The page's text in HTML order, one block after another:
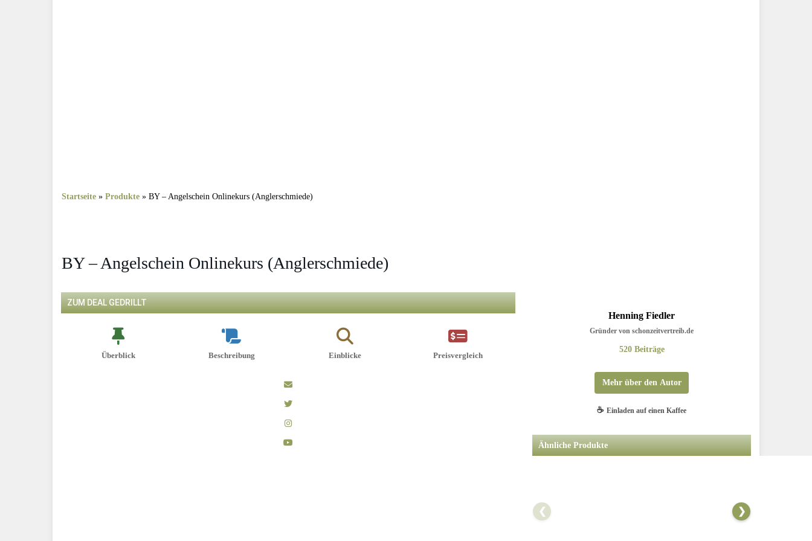
Startseite » Produkte » BY – Angelschein Onlinekurs (Anglerschmiede)
BY – Angelschein Onlinekurs (Anglerschmiede)
ZUM DEAL GEDRILLT
Überblick Beschreibung Einblicke Preisvergleich
Henning Fiedler
Gründer von schonzeitvertreib.de
520 Beiträge
Mehr über den Autor
und verfasst regelmäßig authentische Berichte über erkundete
recherchierte Produkttests. leckere Fischrezepte und persönliche
Geschichten von Angelreisen mit Dachzelt.
☕ Einladen auf einen Kaffee
Ähnliche Produkte
❮ ❯